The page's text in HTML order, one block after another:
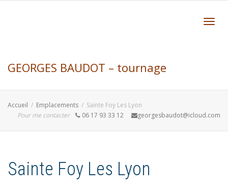
GEORGES BAUDOT – tournage
formation et création bois – Aquitaine
Accueil Emplacements
Sainte Foy Les Lyon
Pour me contacter
06 17 93 33 12 georgesbaudot@icloud.com
Sainte Foy Les Lyon